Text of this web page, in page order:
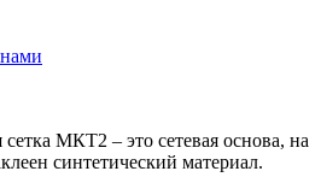
МКТ2 – это сетевая основа, на
синтетический материал.